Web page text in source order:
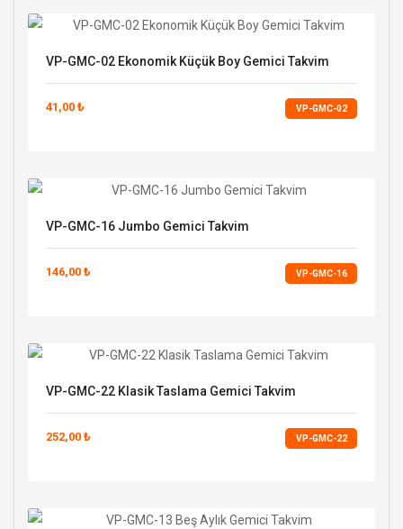
VP-GMC-02 Ekonomik Küçük Boy Gemici Takvim
41,00 ₺ VP-GMC-02
VP-GMC-16 Jumbo Gemici Takvim
146,00 ₺ VP-GMC-16
VP-GMC-22 Klasik Taslama Gemici Takvim
252,00 ₺ VP-GMC-22